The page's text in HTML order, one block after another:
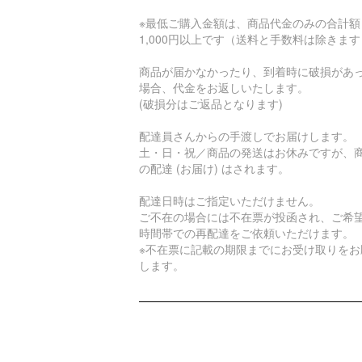
※最低ご購入金額は、商品代金のみの合計額
1,000円以上です（送料と手数料は除きます
商品が届かなかったり、到着時に破損があ
場合、代金をお返しいたします。
(破損分はご返品となります)
配達員さんからの手渡しでお届けします。
土・日・祝／商品の発送はお休みですが、
の配達 (お届け) はされます。
配達日時はご指定いただけません。
ご不在の場合には不在票が投函され、ご希
時間帯での再配達をご依頼いただけます。
※不在票に記載の期限までにお受け取りを
します。